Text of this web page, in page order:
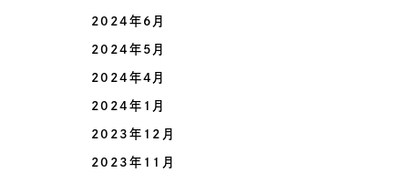
2024年6月
2024年5月
2024年4月
2024年1月
2023年12月
2023年11月